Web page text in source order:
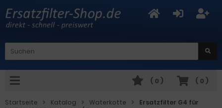
( 0 )
( 0 )
Startseite Katalog Waterkotte
Ersatzfilter G4 für